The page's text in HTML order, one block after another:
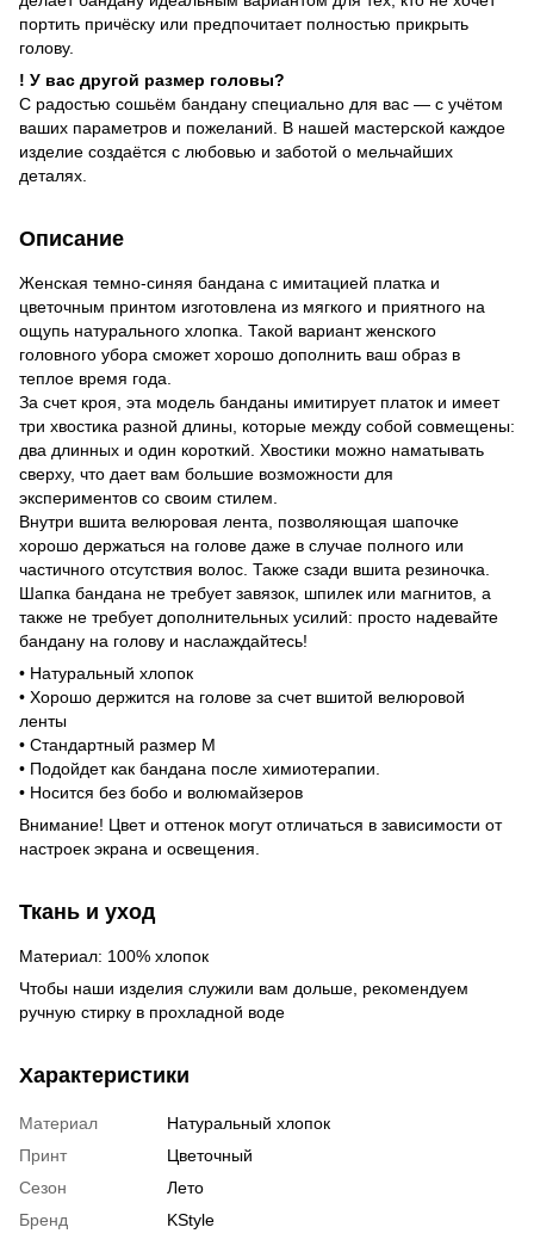
портить причёску или предпочитает полностью прикрыть
голову.
! У вас другой размер головы?
С радостью сошьём бандану специально для вас — с учётом
ваших параметров и пожеланий. В нашей мастерской каждое
изделие создаётся с любовью и заботой о мельчайших
деталях.
Описание
Женская темно-синяя бандана с имитацией платка и
цветочным принтом изготовлена из мягкого и приятного на
ощупь натурального хлопка. Такой вариант женского
головного убора сможет хорошо дополнить ваш образ в
теплое время года.
За счет кроя, эта модель банданы имитирует платок и имеет
три хвостика разной длины, которые между собой совмещены:
два длинных и один короткий. Хвостики можно наматывать
сверху, что дает вам большие возможности для
экспериментов со своим стилем.
Внутри вшита велюровая лента, позволяющая шапочке
хорошо держаться на голове даже в случае полного или
частичного отсутствия волос. Также сзади вшита резиночка.
Шапка бандана не требует завязок, шпилек или магнитов, а
также не требует дополнительных усилий: просто надевайте
бандану на голову и наслаждайтесь!
• Натуральный хлопок
• Хорошо держится на голове за счет вшитой велюровой
ленты
• Стандартный размер M
• Подойдет как бандана после химиотерапии.
• Носится без бобо и волюмайзеров
Внимание! Цвет и оттенок могут отличаться в зависимости от
настроек экрана и освещения.
Ткань и уход
Материал: 100% хлопок
Чтобы наши изделия служили вам дольше, рекомендуем
ручную стирку в прохладной воде
Характеристики
Материал
Натуральный хлопок
Принт
Цветочный
Сезон
Лето
Бренд
KStyle